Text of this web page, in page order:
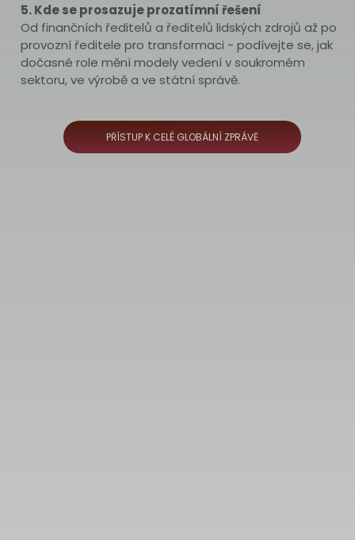
5. Kde se prosazuje prozatímní řešení
Od finančních ředitelů a ředitelů lidských zdrojů až po
provozní ředitele pro transformaci - podívejte se, jak
dočasné role mění modely vedení v soukromém
sektoru, ve výrobě a ve státní správě.
PŘÍSTUP K CELÉ GLOBÁLNÍ ZPRÁVĚ